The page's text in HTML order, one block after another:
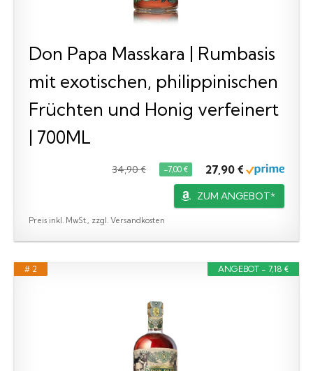
Don Papa Masskara | Rumbasis
mit exotischen, philippinischen
Früchten und Honig verfeinert
| 700ML
34,90 € −7,00 € 27,90 €
ZUM ANGEBOT*
Preis inkl. MwSt., zzgl. Versandkosten
ANGEBOT - 7,18 €
# 2